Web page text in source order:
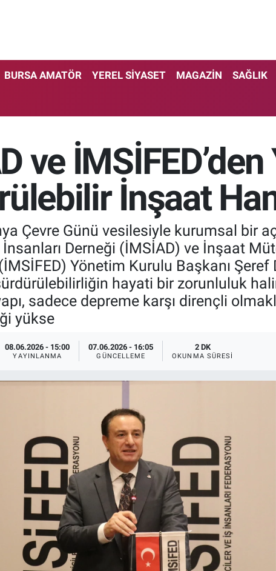
BURSA AMATÖR YEREL SİYASET MAGAZİN SAĞLIK
ve
İnşaat
Çevre Günü vesilesiyle kurumsal bir
Derneği (İMSİAD) ve İnşaat
Yönetim Kurulu Başkanı
hayati bir zorunluluk
sadece depreme karşı dirençli
yükse
08.06.2026 - 15:00
YAYINLANMA
07.06.2026 - 16:05
GÜNCELLEME
2 DK
OKUNMA SÜRESI